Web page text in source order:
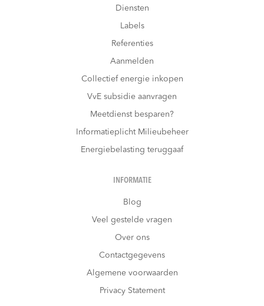
Diensten
Labels
Referenties
Aanmelden
Collectief energie inkopen
VvE subsidie aanvragen
Meetdienst besparen?
Informatieplicht Milieubeheer
Energiebelasting teruggaaf
INFORMATIE
Blog
Veel gestelde vragen
Over ons
Contactgegevens
Algemene voorwaarden
Privacy Statement